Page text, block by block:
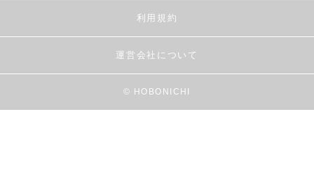
利用規約
運営会社について
© HOBONICHI